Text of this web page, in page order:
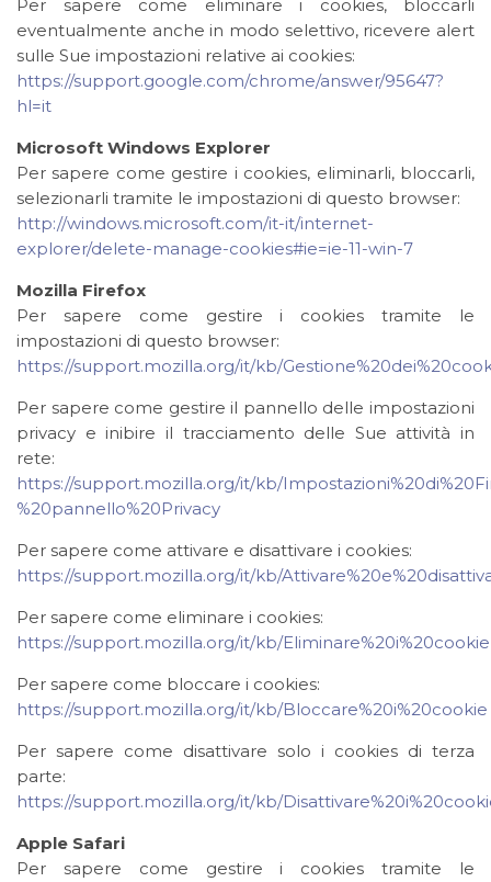
Per sapere come eliminare i cookies, bloccarli
eventualmente anche in modo selettivo, ricevere alert
sulle Sue impostazioni relative ai cookies:
https://support.google.com/chrome/answer/95647?
hl=it
Microsoft Windows Explorer
Per sapere come gestire i cookies, eliminarli, bloccarli,
selezionarli tramite le impostazioni di questo browser:
http://windows.microsoft.com/it-it/internet-
explorer/delete-manage-cookies#ie=ie-11-win-7
Mozilla Firefox
Per sapere come gestire i cookies tramite le
impostazioni di questo browser:
https://support.mozilla.org/it/kb/
Per sapere come gestire il pannello delle impostazioni
privacy e inibire il tracciamento delle Sue attività in
rete:
https://support.mozilla.org/it/kb/
%20pannello%20Privacy
Per sapere come attivare e disattivare i cookies:
https://support.mozilla.org/it/kb/
Per sapere come eliminare i cookies:
https://support.mozilla.org/it/kb/Eliminare%20i%20cookie
Per sapere come bloccare i cookies:
https://support.mozilla.org/it/kb/Bloccare%20i%20cookie
Per sapere come disattivare solo i cookies di terza
parte:
https://support.mozilla.org/it/kb/
Apple Safari
Per sapere come gestire i cookies tramite le